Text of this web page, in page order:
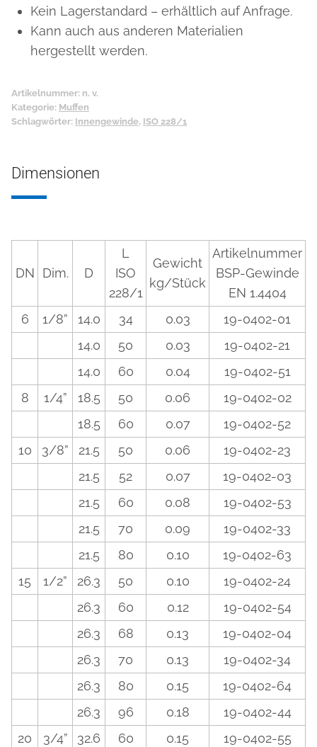
Kein Lagerstandard – erhältlich auf Anfrage.
Kann auch aus anderen Materialien
hergestellt werden.
Artikelnummer: n. v.
Kategorie: Muffen
Schlagwörter: Innengewinde, ISO 228/1
Dimensionen
DN Dim. D
L
ISO
228/1
Gewicht
kg/Stück
Artikelnummer
BSP-Gewinde
EN 1.4404
6
1/8” 14.0 34 0.03
19-0402-01
14.0
50 0.03
19-0402-21
14.0
60 0.04
19-0402-51
8
1/4” 18.5 50 0.06
19-0402-02
18.5
60 0.07
19-0402-52
10
3/8” 21.5 50 0.06
19-0402-23
21.5
52 0.07
19-0402-03
21.5
60 0.08
19-0402-53
21.5
70 0.09
19-0402-33
21.5
80 0.10
19-0402-63
15
1/2” 26.3 50 0.10
19-0402-24
26.3
60 0.12
19-0402-54
26.3
68 0.13
19-0402-04
26.3
70 0.13
19-0402-34
26.3
80 0.15
19-0402-64
26.3
96 0.18
19-0402-44
20
3/4” 32.6 60 0.15
19-0402-55